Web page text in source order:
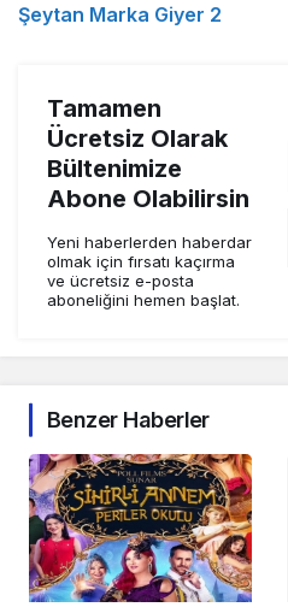
Şeytan Marka Giyer 2
Tamamen
Ücretsiz Olarak
Bültenimize
Abone Olabilirsin
Yeni haberlerden haberdar
olmak için fırsatı kaçırma
ve ücretsiz e-posta
aboneliğini hemen başlat.
Benzer Haberler